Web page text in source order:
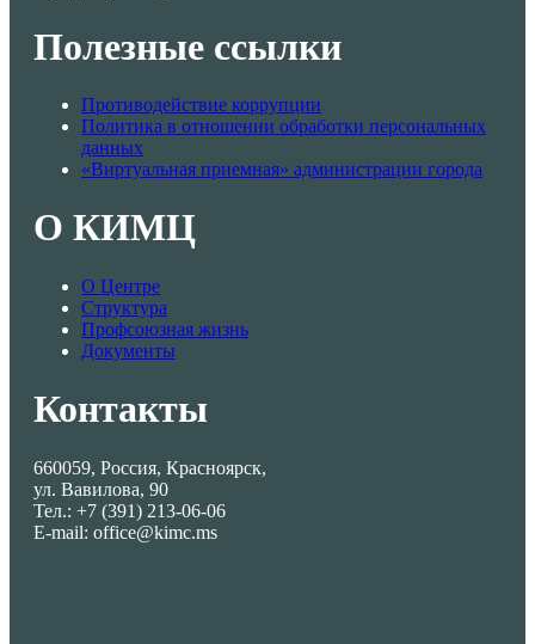
Полезные ссылки
Противодействие коррупции
Политика в отношении обработки персональных
данных
«Виртуальная приемная» администрации города
О КИМЦ
О Центре
Структура
Профсоюзная жизнь
Документы
Контакты
660059, Россия, Красноярск,
ул. Вавилова, 90
Тел.: +7 (391) 213-06-06
E-mail: office@kimc.ms